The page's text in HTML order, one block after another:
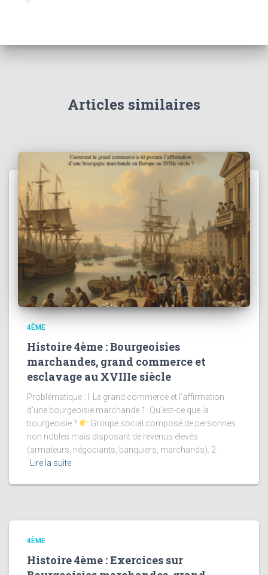
Articles similaires
4ÈME
Histoire 4ème : Bourgeoisies
marchandes, grand commerce et
esclavage au XVIIIe siècle
Problématique : I. Le grand commerce et l’affirmation
d’une bourgeoisie marchande 1. Qu’est-ce que la
bourgeoisie ?
Groupe social composé de personnes
non nobles mais disposant de revenus élevés
(armateurs, négociants, banquiers, marchands). 2.
Lire la suite
4ÈME
Histoire 4ème : Exercices sur